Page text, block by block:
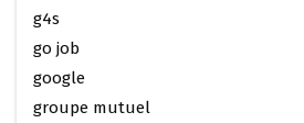
g4s
go job
google
groupe mutuel